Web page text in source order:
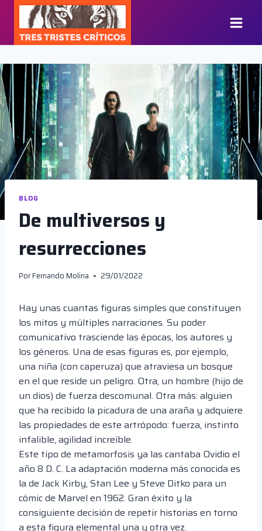
Saltar
contenido
BLOG
De multiversos y
resurrecciones
PorFernando Molina 29/01/2022
Hay unas cuantas figuras simples que constituyen
los mitos y múltiples narraciones. Su poder
comunicativo trasciende las épocas, los autores y
los géneros. Una de esas figuras es, por ejemplo,
una niña (con caperuza) que atraviesa un bosque
en el que reside un peligro. Otra, un hombre (hijo de
un dios) de fuerza descomunal. Otra más: alguien
que ha recibido la picadura de una araña y adquiere
las propiedades de este artrópodo: fuerza, instinto
infalible, agilidad increíble.
Este tipo de metamorfosis ya las cantaba Ovidio el
año 8 D. C. La adaptación moderna más conocida es
la de Jack Kirby, Stan Lee y Steve Ditko para un
cómic de Marvel en 1962. Gran éxito y la
consiguiente decisión de repetir historias en torno
a esta figura elemental una y otra vez.